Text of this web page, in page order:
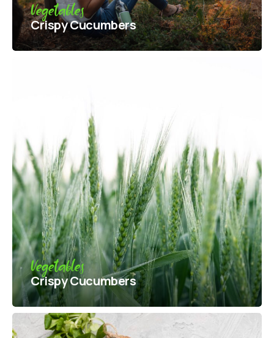
Vegetables
Crispy Сucumbers
Vegetables
Crispy Сucumbers